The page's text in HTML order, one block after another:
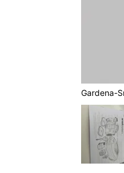
Gardena-